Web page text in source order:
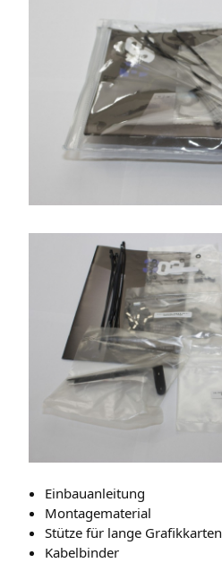
Ein­bau­an­lei­tung
Mon­ta­ge­ma­te­ri­al
Stüt­ze für lan­ge Grafikkarten
Kabel­bin­der